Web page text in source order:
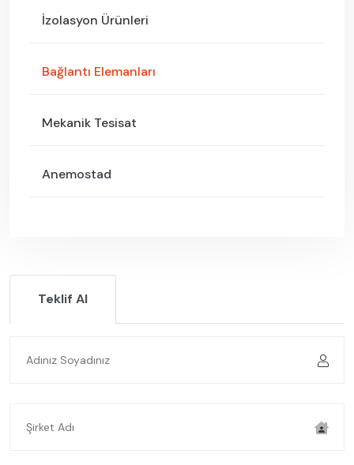
İzolasyon Ürünleri
Bağlantı Elemanları
Mekanik Tesisat
Anemostad
Teklif Al